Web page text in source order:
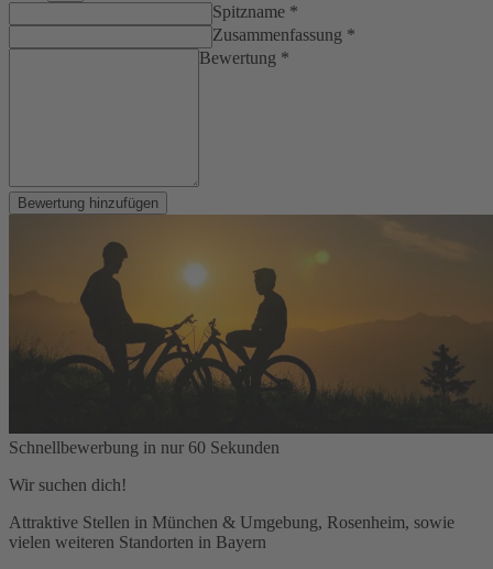
Spitzname *
Zusammenfassung *
Bewertung *
Bewertung hinzufügen
Schnellbewerbung in nur 60 Sekunden
Wir suchen dich!
Attraktive Stellen in München & Umgebung, Rosenheim, sowie
vielen weiteren Standorten in Bayern